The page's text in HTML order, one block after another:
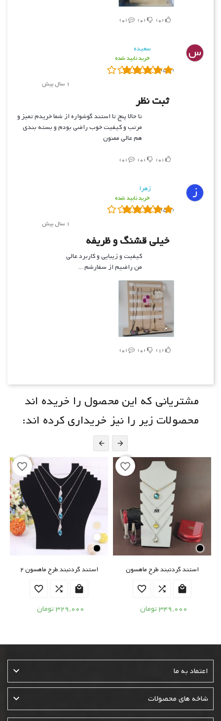
0
0
0
س سعیده
خرید تایید شده
(5.0)
1 سال پیش
ثبت نظر
تا حالا پنج تا استند گوشواره از شما خریدم تمیز و
مرتب و کیفیت خوب راضی بودم و بسته بندی
هم عالی ممنون
0
0
0
ز زهرا
خرید تایید شده
(5.0)
1 سال پیش
خیلی قشنگ و ظریفه
کیفیت و زیبایی و کاربرد عالی
من راضیم از سفارشم ...
1
0
0
مشتریانی که این محصول را خریده اند
محصولات زیر را نیز خریداری کرده اند:
 
استند گردنبند طرح ماهسون 2



329,000 تومان
favorite_border
استند گردنبند طرح ماهسون



349,000 تومان
favorite_border
اعتماد به ما 
شاخه های محصولات 